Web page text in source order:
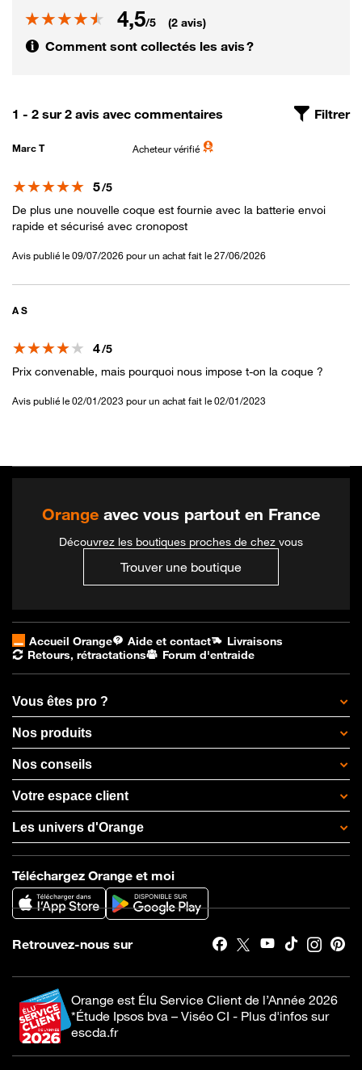
Note
4,5/5 (2 avis)
Comment sont collectés les avis ?
1 - 2 sur 2 avis avec commentaires Filtrer
Marc T Acheteur vérifié
Note
5/5
De plus une nouvelle coque est fournie avec la batterie envoi
rapide et sécurisé avec cronopost
Avis publié le 09/07/2026 pour un achat fait le 27/06/2026
A S
Note
4/5
Prix convenable, mais pourquoi nous impose t-on la coque ?
Avis publié le 02/01/2023 pour un achat fait le 02/01/2023